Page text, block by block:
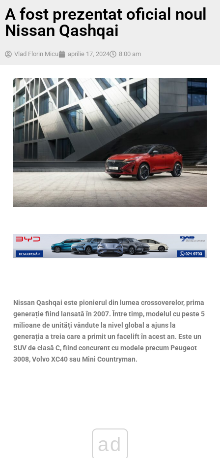
A fost prezentat oficial noul
Nissan Qashqai
Vlad Florin Micu aprilie 17, 2024 8:00 am
Nissan Qashqai este pionierul din lumea crossoverelor, prima
generație fiind lansată în 2007. Între timp, modelul cu peste 5
milioane de unități vândute la nivel global a ajuns la
generația a treia care a primit un facelift în acest an. Este un
SUV de clasă C, fiind concurent cu modele precum Peugeot
3008, Volvo XC40 sau Mini Countryman.
ad